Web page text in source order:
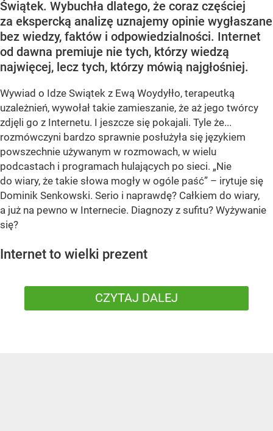
Świątek. Wybuchła dlatego, że coraz częściej
za ekspercką analizę uznajemy opinie wygłaszane
bez wiedzy, faktów i odpowiedzialności. Internet
od dawna premiuje nie tych, którzy wiedzą
najwięcej, lecz tych, którzy mówią najgłośniej.
Wywiad o Idze Swiątek z Ewą Woydyłło, terapeutką
uzależnień, wywołał takie zamieszanie, że aż jego twórcy
zdjęli go z Internetu. I jeszcze się pokajali. Tyle że...
rozmówczyni bardzo sprawnie posłużyła się językiem
powszechnie używanym w rozmowach, w wielu
podcastach i programach hulających po sieci. „Nie
do wiary, że takie słowa mogły w ogóle paść” – irytuje się
Dominik Senkowski. Serio i naprawdę? Całkiem do wiary,
a już na pewno w Internecie. Diagnozy z sufitu? Wyżywanie
się?
Internet to wielki prezent
CZYTAJ DALEJ